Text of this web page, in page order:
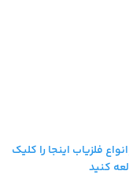
انواع فلزیاب اینجا را کلیک
کنید